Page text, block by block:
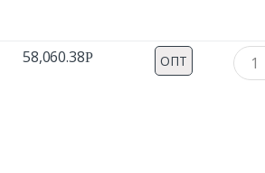
58,060.38Р ОПТ